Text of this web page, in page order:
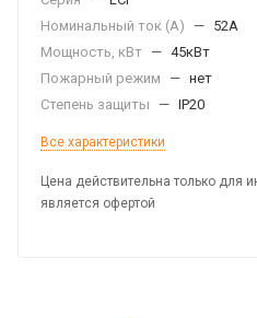
Номинальный ток (А)
— 52А
Мощность, кВт — 45кВт
Пожарный режим
— нет
Степень защиты
— IP20
Все характеристики
Цена действительна только для
является офертой